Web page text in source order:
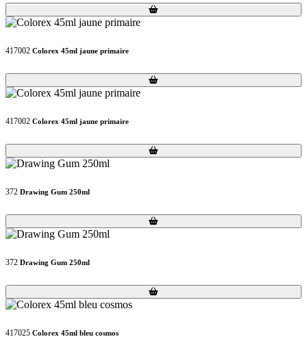
Loading...
Loading...
417002 Colorex 45ml jaune primaire
Loading...
Loading...
417002 Colorex 45ml jaune primaire
Loading...
Loading...
372 Drawing Gum 250ml
Loading...
Loading...
372 Drawing Gum 250ml
Loading...
Loading...
417025 Colorex 45ml bleu cosmos